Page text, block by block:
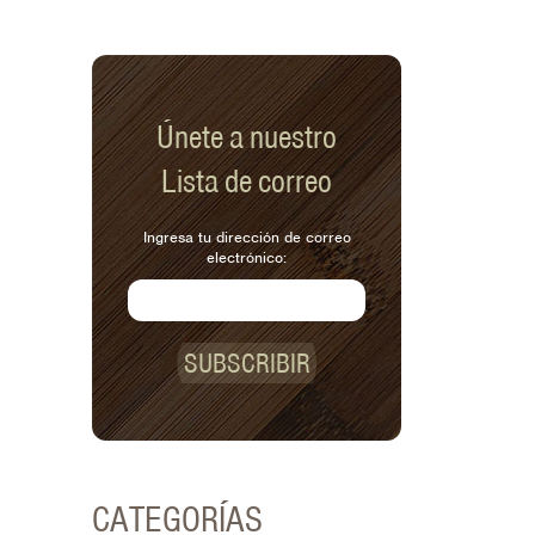
Únete a nuestro
Lista de correo
Ingresa tu dirección de correo
electrónico:
SUBSCRIBIR
CATEGORÍAS